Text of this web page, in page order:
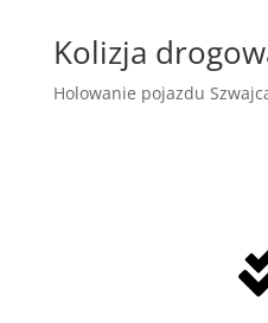
Kolizja
Holowanie pojazdu